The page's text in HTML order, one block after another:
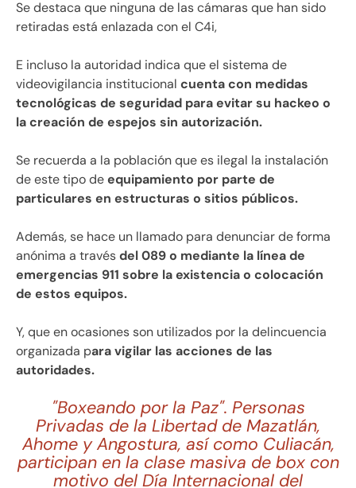
Se destaca que ninguna de las cámaras que han sido
retiradas está enlazada con el C4i,
E incluso la autoridad indica que el sistema de
videovigilancia institucional cuenta con medidas
tecnológicas de seguridad para evitar su hackeo o
la creación de espejos sin autorización.
Se recuerda a la población que es ilegal la instalación
de este tipo deequipamiento por parte de
particulares en estructuras o sitios públicos.
Además, se hace un llamado para denunciar de forma
anónima a travésdel 089 o mediante la línea de
emergencias 911 sobre la existencia o colocación
de estos equipos.
Y, que en ocasiones son utilizados por la delincuencia
organizada para vigilar las acciones de las
autoridades.
"Boxeando por la Paz". Personas
Privadas de la Libertad de Mazatlán,
Ahome y Angostura, así como Culiacán,
participan en la clase masiva de box con
motivo del Día Internacional del